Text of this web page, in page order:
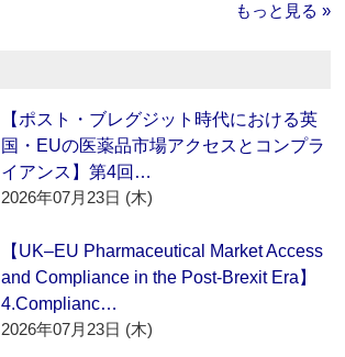
もっと見る »
【ポスト・ブレグジット時代における英
国・EUの医薬品市場アクセスとコンプラ
イアンス】第4回…
2026年07月23日 (木)
【UK–EU Pharmaceutical Market Access
and Compliance in the Post-Brexit Era】
4.Complianc…
2026年07月23日 (木)